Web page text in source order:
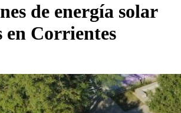
de energía solar
en Corrientes